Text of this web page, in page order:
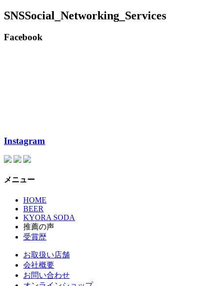
SNSSocial_Networking_Services
Facebook
Instagram
メニュー
HOME
BEER
KYORA SODA
推薦の声
受賞歴
お取扱い店舗
会社概要
お問い合わせ